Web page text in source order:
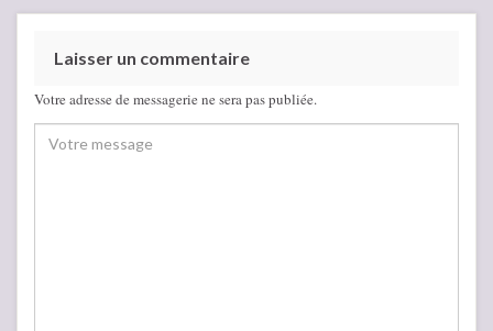
Laisser un commentaire
Votre adresse de messagerie ne sera pas publiée.